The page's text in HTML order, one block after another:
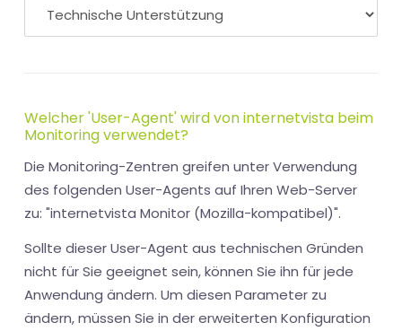
Welcher 'User-Agent' wird von internetvista beim
Monitoring verwendet?
Die Monitoring-Zentren greifen unter Verwendung
des folgenden User-Agents auf Ihren Web-Server
zu: "internetvista Monitor (Mozilla-kompatibel)".
Sollte dieser User-Agent aus technischen Gründen
nicht für Sie geeignet sein, können Sie ihn für jede
Anwendung ändern. Um diesen Parameter zu
ändern, müssen Sie in der erweiterten Konfiguration